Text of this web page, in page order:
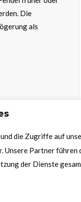
Die
als
die Zugriffe auf
Unsere Partner
der Dienste